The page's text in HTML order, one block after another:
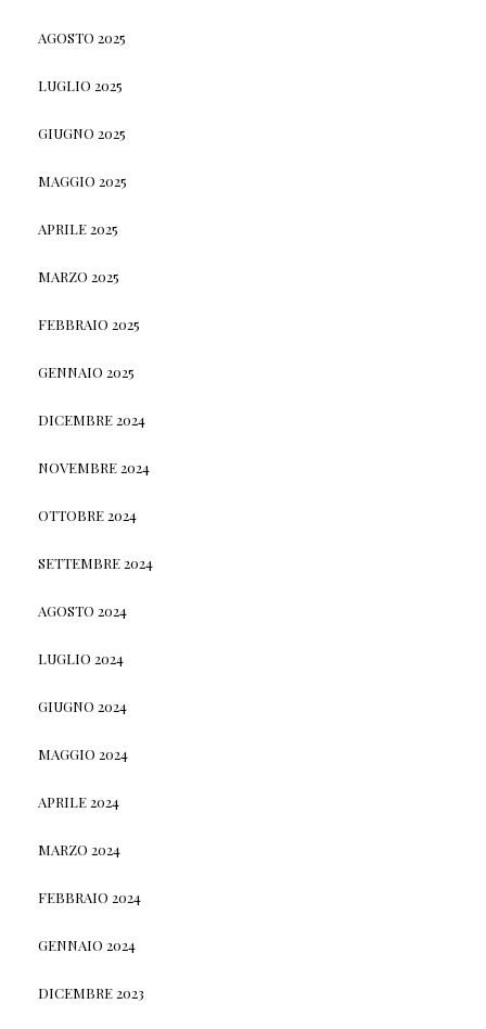
AGOSTO 2025
LUGLIO 2025
GIUGNO 2025
MAGGIO 2025
APRILE 2025
MARZO 2025
FEBBRAIO 2025
GENNAIO 2025
DICEMBRE 2024
NOVEMBRE 2024
OTTOBRE 2024
SETTEMBRE 2024
AGOSTO 2024
LUGLIO 2024
GIUGNO 2024
MAGGIO 2024
APRILE 2024
MARZO 2024
FEBBRAIO 2024
GENNAIO 2024
DICEMBRE 2023